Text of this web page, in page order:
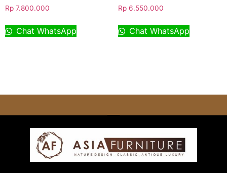
Rp 7.800.000
Chat WhatsApp
Rp6.550.000
Chat WhatsApp